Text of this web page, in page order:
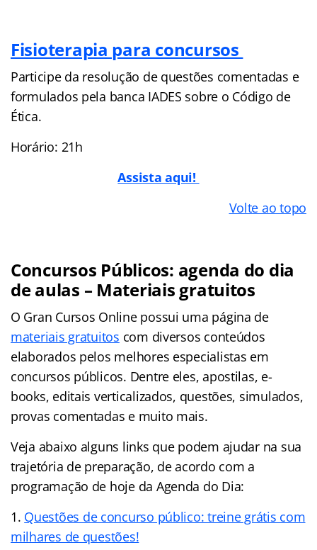
Fisioterapia para concursos
Participe da resolução de questões comentadas e
formulados pela banca IADES sobre o Código de
Ética.
Horário: 21h
Assista aqui!
Volte ao topo
Concursos Públicos: agenda do dia
de aulas – Materiais gratuitos
O Gran Cursos Online possui uma página de
materiais gratuitos com diversos conteúdos
elaborados pelos melhores especialistas em
concursos públicos. Dentre eles, apostilas, e-
books, editais verticalizados, questões, simulados,
provas comentadas e muito mais.
Veja abaixo alguns links que podem ajudar na sua
trajetória de preparação, de acordo com a
programação de hoje da Agenda do Dia:
Questões de concurso público: treine grátis com
milhares de questões!